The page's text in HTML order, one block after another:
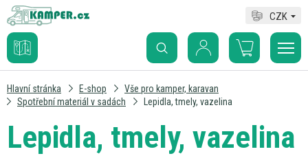
CZK
Hlavní stránka E-shop
Vše pro kamper, karavan
Spotřební materiál v sadách
Lepidla, tmely, vazelina
Lepidla, tmely, vazelina